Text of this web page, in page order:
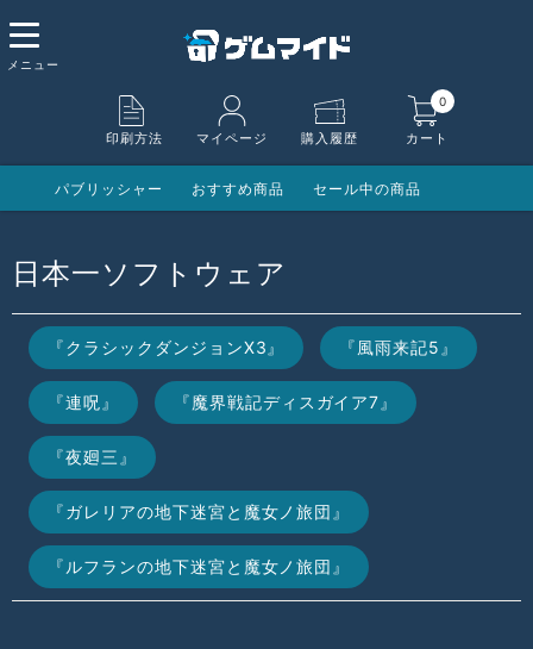
印刷方法 マイページ 購入履歴 カート
0
パブリッシャー おすすめ商品 セール中の商品
日本一ソフトウェア
『クラシックダンジョンX3』 『風雨来記5』
『連呪』 『魔界戦記ディスガイア7』
『夜廻三』
『ガレリアの地下迷宮と魔女ノ旅団』
『ルフランの地下迷宮と魔女ノ旅団』